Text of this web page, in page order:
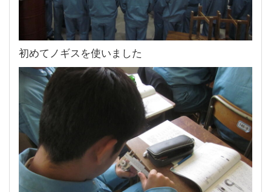
初めてノギスを使いました